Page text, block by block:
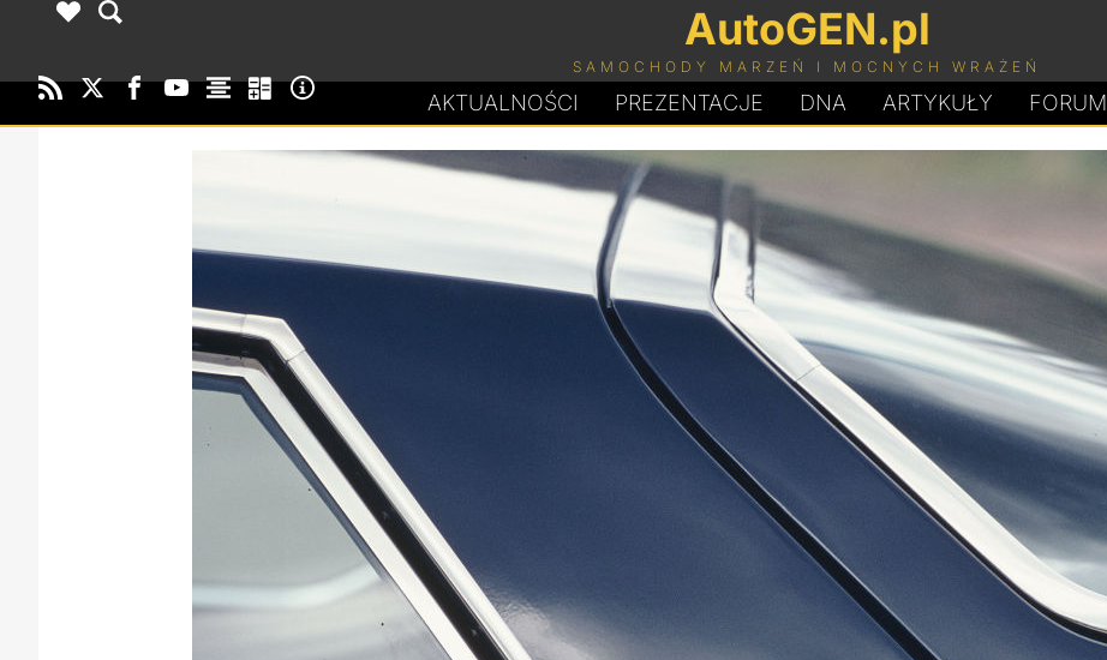
AutoGEN.pl
SAMOCHODY MARZEŃ I MOCNYCH WRAŻEŃ
AKTUALNOŚCI PREZENTACJE DNA ARTYKUŁY FORUM